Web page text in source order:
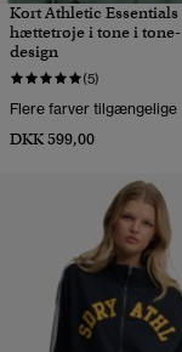
Kort Athletic Essentials
hættetrøje i tone i tone-
design
(5)
Flere farver tilgængelige
DKK 599,00